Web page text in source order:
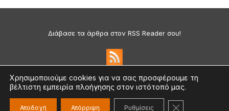
Διάβασε τα άρθρα στον RSS Reader σου!
Πολιτική Απορρήτου & Cookies
©2026 medium.gr | Designed & Supported bynat.ad
Χρησιμοποιούμε cookies για να σας προσφέρουμε τη
βέλτιστη εμπειρία πλοήγησης στον ιστότοπό μας.
Αποδοχή Απόρριψη Ρυθμίσεις ΚΛΕΊΣΙΜΟ ΤΟΥ